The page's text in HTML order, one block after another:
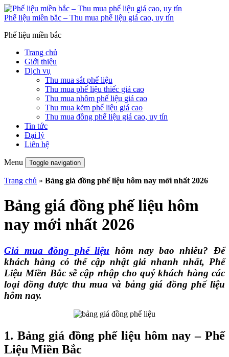
Phế liệu miền bắc – Thu mua phế liệu giá cao, uy tín
Phế liệu miền bắc
Trang chủ
Giới thiệu
Dịch vụ
Thu mua sắt phế liệu
Thu mua phế liệu thiếc giá cao
Thu mua nhôm phế liệu giá cao
Thu mua kẽm phế liệu giá cao
Thu mua đồng phế liệu giá cao, uy tín
Tin tức
Đại lý
Liên hệ
Menu Toggle navigation
Trang chủ » Bảng giá đồng phế liệu hôm nay mới nhất 2026
Bảng giá đồng phế liệu hôm
nay mới nhất 2026
Giá mua đồng phế liệu hôm nay bao nhiêu? Để
khách hàng có thể cập nhật giá nhanh nhất, Phế
Liệu Miền Bắc sẽ cập nhập cho quý khách hàng các
loại đồng được thu mua và bảng giá đồng phế liệu
hôm nay.
1. Bảng giá đồng phế liệu hôm nay – Phế
Liệu Miền Bắc